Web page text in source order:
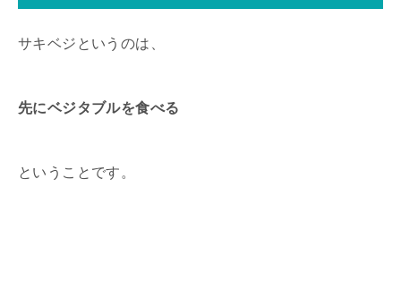
サキベジというのは、
先にベジタブルを食べる
ということです。